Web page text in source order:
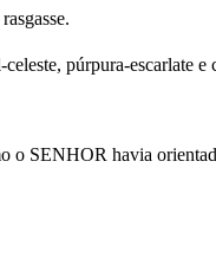
púrpura-escarlate e
o SENHOR havia